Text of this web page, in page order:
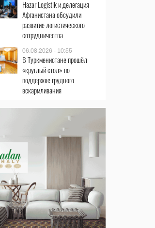
Hazar Logistik и делегация
Афганистана обсудили
развитие логистического
сотрудничества
06.08.2026 - 10:55
В Туркменистане прошёл
«круглый стол» по
поддержке грудного
вскармливания